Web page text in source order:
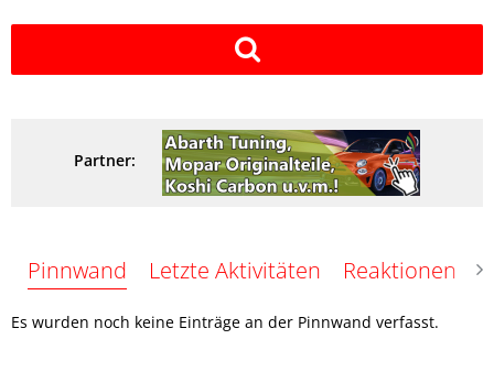
Partner:
Pinnwand Letzte Aktivitäten Reaktionen
Es wurden noch keine Einträge an der Pinnwand verfasst.